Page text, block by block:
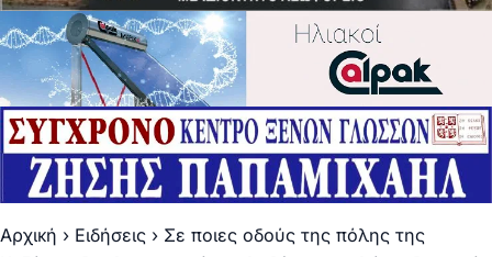
Αρχική › Ειδήσεις › Σε ποιες οδούς της πόλης της